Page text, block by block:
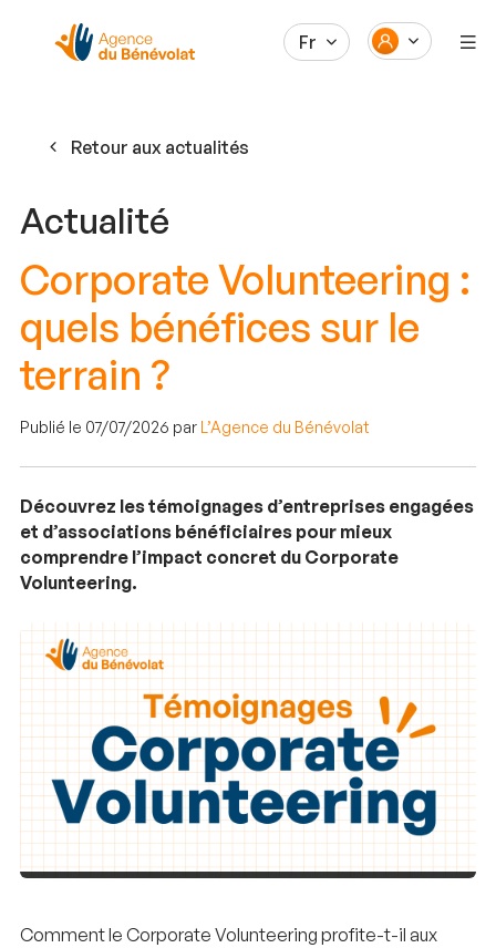
Fr
Retour aux actualités
Actualité
Corporate Volunteering :
quels bénéfices sur le
terrain ?
Publié le 07/07/2026 par L’Agence du Bénévolat
Découvrez les témoignages d’entreprises engagées
et d’associations bénéficiaires pour mieux
comprendre l’impact concret du Corporate
Volunteering.
Comment le Corporate Volunteering profite-t-il aux